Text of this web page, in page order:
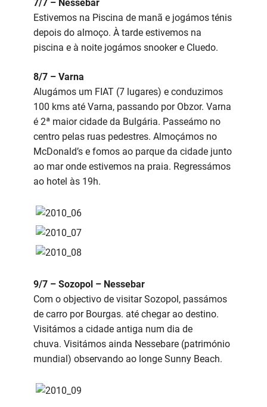
7/7 – Nessebar
Estivemos na Piscina de manã e jogámos ténis
depois do almoço. À tarde estivemos na
piscina e à noite jogámos snooker e Cluedo.
8/7 – Varna
Alugámos um FIAT (7 lugares) e conduzimos
100 kms até Varna, passando por Obzor. Varna
é 2ª maior cidade da Bulgária. Passeámo no
centro pelas ruas pedestres. Almoçámos no
McDonald’s e fomos ao parque da cidade junto
ao mar onde estivemos na praia. Regressámos
ao hotel às 19h.
9/7 – Sozopol – Nessebar
Com o objectivo de visitar Sozopol, passámos
de carro por Bourgas. até chegar ao destino.
Visitámos a cidade antiga num dia de
chuva. Visitámos ainda Nessebare (património
mundial) observando ao longe Sunny Beach.